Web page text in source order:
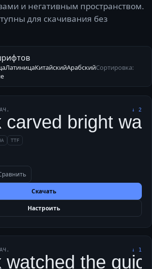
и негативным пространством.
для скачивания без
ЛатиницаКитайскийАрабскийСортировка:
↓ 2
carved bright
TTF
Скачать
Настроить
↓ 1
watched the